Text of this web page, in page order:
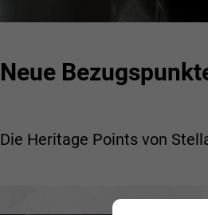
Neue
Die Heritage Points von